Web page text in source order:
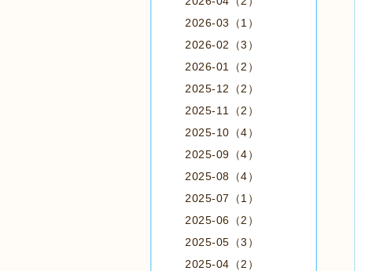
2026-03（1）
2026-02（3）
2026-01（2）
2025-12（2）
2025-11（2）
2025-10（4）
2025-09（4）
2025-08（4）
2025-07（1）
2025-06（2）
2025-05（3）
2025-04（2）